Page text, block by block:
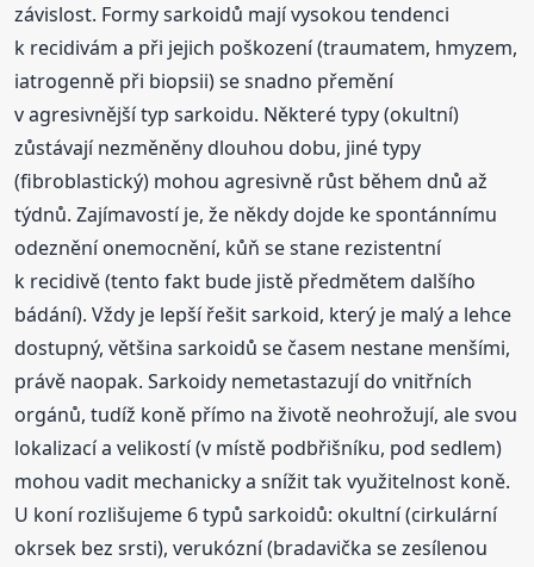
závislost. Formy sarkoidů mají vysokou tendenci
k recidivám a při jejich poškození (traumatem, hmyzem,
iatrogenně při biopsii) se snadno přemění
v agresivnější typ sarkoidu. Některé typy (okultní)
zůstávají nezměněny dlouhou dobu, jiné typy
(fibroblastický) mohou agresivně růst během dnů až
týdnů. Zajímavostí je, že někdy dojde ke spontánnímu
odeznění onemocnění, kůň se stane rezistentní
k recidivě (tento fakt bude jistě předmětem dalšího
bádání). Vždy je lepší řešit sarkoid, který je malý a lehce
dostupný, většina sarkoidů se časem nestane menšími,
právě naopak. Sarkoidy nemetastazují do vnitřních
orgánů, tudíž koně přímo na životě neohrožují, ale svou
lokalizací a velikostí (v místě podbřišníku, pod sedlem)
mohou vadit mechanicky a snížit tak využitelnost koně.
U koní rozlišujeme 6 typů sarkoidů: okultní (cirkulární
okrsek bez srsti), verukózní (bradavička se zesílenou